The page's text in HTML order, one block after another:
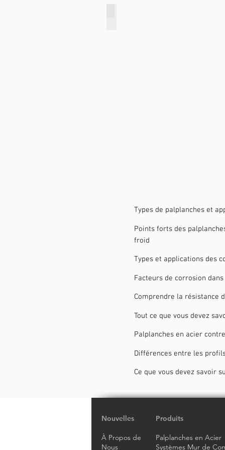
Types de palplanches et
Points forts des
froid
Types et applications des
Facteurs de corrosion
Comprendre la résistance
Tout ce que vous devez
Palplanches en acier
Différences entre les
Ce que vous devez savoir
Nouvelles
À Propos de
Nous
Produits
Palplanches en Acier
Systèmes Mur de